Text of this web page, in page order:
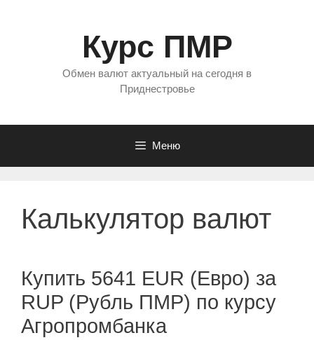
Курс ПМР
Обмен валют актуальный на сегодня в
Приднестровье
Меню
Калькулятор валют
Купить 5641 EUR (Евро) за
RUP (Рубль ПМР) по курсу
Агропромбанка